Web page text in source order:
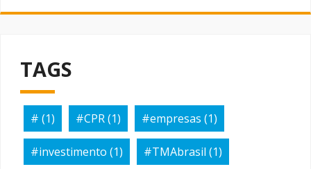
TAGS
# (1) #CPR(1) #empresas (1)
#investimento (1) #TMAbrasil (1)